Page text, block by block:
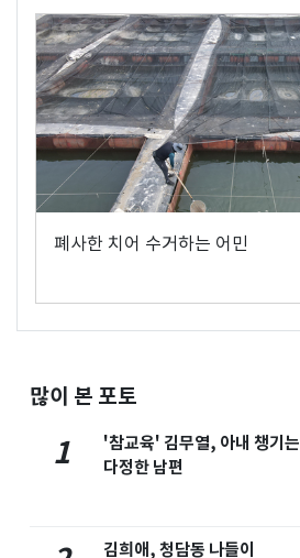
폐사한 치어 수거하는 어민
많이 본 포토
1
'참교육' 김무열, 아내 챙기는
다정한 남편
김희애, 청담동 나들이